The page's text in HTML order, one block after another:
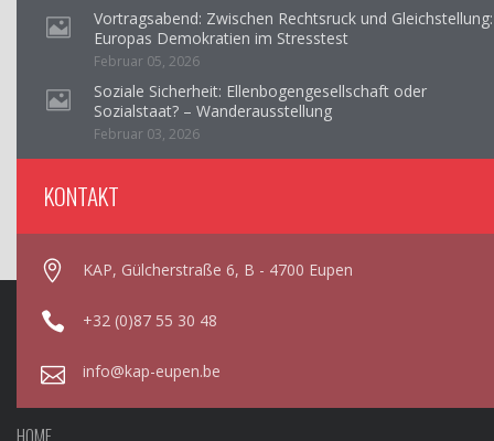
Vortragsabend: Zwischen Rechtsruck und Gleichstellung:
Europas Demokratien im Stresstest
Februar 05, 2026
Soziale Sicherheit: Ellenbogengesellschaft oder
Sozialstaat? – Wanderausstellung
Februar 03, 2026
KONTAKT
KAP, Gülcherstraße 6, B - 4700 Eupen
+32 (0)87 55 30 48
info@kap-eupen.be